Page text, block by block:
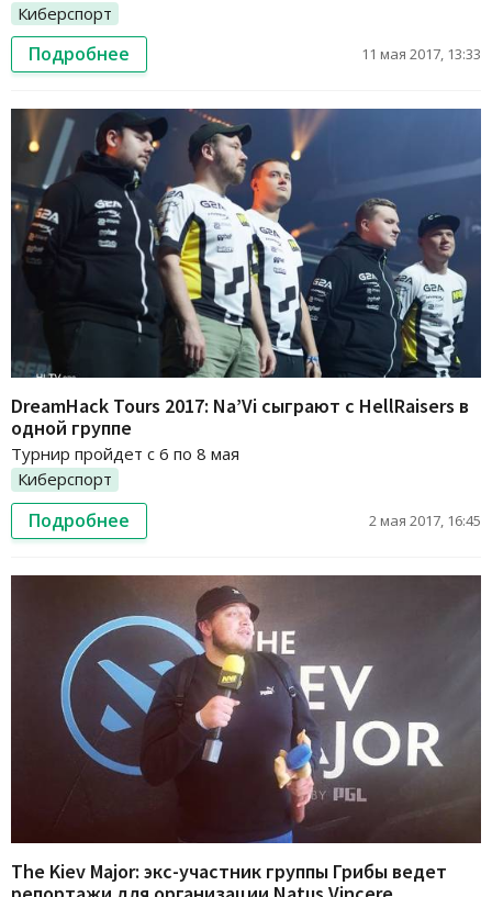
Киберспорт
Подробнее 11 мая 2017, 13:33
DreamHack Tours 2017: Na’Vi сыграют с HellRaisers в
одной группе
Турнир пройдет с 6 по 8 мая
Киберспорт
Подробнее 2 мая 2017, 16:45
The Kiev Major: экс-участник группы Грибы ведет